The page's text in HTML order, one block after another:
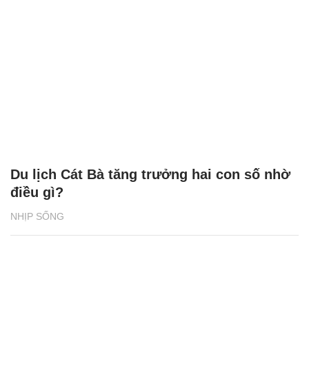
NHỊP SỐNG
Du lịch Cát Bà tăng trưởng hai con số nhờ
điều gì?